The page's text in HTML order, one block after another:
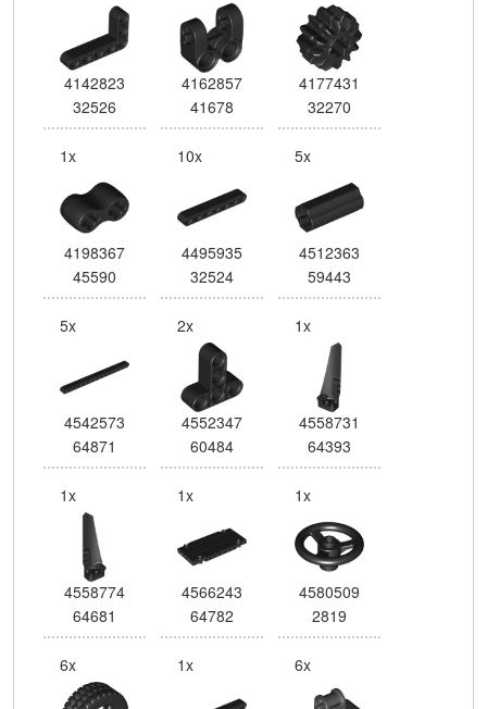
4142823
32526
4162857
41678
4177431
32270
1x
4198367
45590
10x
4495935
32524
5x
4512363
59443
5x
4542573
64871
2x
4552347
60484
1x
4558731
64393
1x
4558774
64681
1x
4566243
64782
1x
4580509
2819
6x 1x 6x